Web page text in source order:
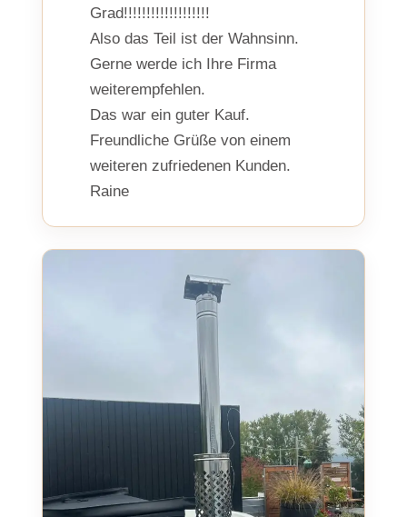
Grad!!!!!!!!!!!!!!!!!!!
Also das Teil ist der Wahnsinn.
Gerne werde ich Ihre Firma
weiterempfehlen.
Das war ein guter Kauf.
Freundliche Grüße von einem
weiteren zufriedenen Kunden.
Raine